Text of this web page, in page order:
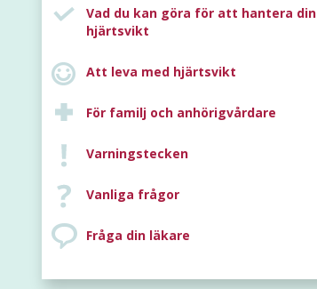
Vad du kan göra för att hantera din
hjärtsvikt
Att leva med hjärtsvikt
För familj och anhörigvårdare
Varningstecken
Vanliga frågor
Fråga din läkare